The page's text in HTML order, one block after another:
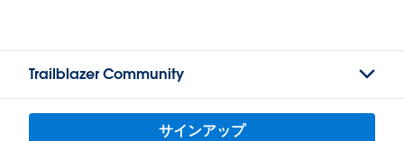
Trailblazer Community
サインアップ